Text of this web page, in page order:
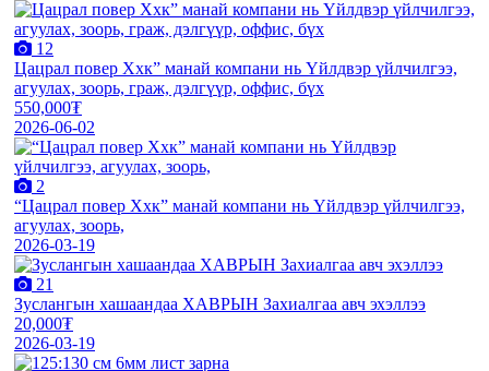
12
Цацрал повер Ххк” манай компани нь Үйлдвэр үйлчилгээ,
агуулах, зоорь, граж, дэлгүүр, оффис, бүх
550,000₮
2026-06-02
2
“Цацрал повер Ххк” манай компани нь Үйлдвэр үйлчилгээ,
агуулах, зоорь,
2026-03-19
21
Зуслангын хашаандаа ХАВРЫН Захиалгаа авч эхэллээ
20,000₮
2026-03-19